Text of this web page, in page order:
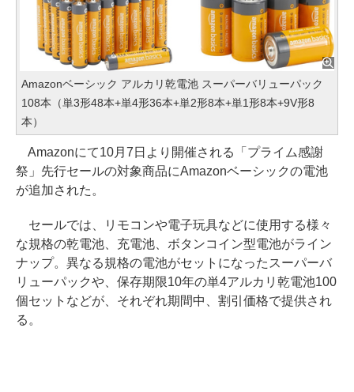
Amazonベーシック アルカリ乾電池 スーパーバリューパック
108本（単3形48本+単4形36本+単2形8本+単1形8本+9V形8
本）
Amazonにて10月7日より開催される「プライム感謝
祭」先行セールの対象商品にAmazonベーシックの電池
が追加された。
セールでは、リモコンや電子玩具などに使用する様々
な規格の乾電池、充電池、ボタンコイン型電池がライン
ナップ。異なる規格の電池がセットになったスーパーバ
リューパックや、保存期限10年の単4アルカリ乾電池100
個セットなどが、それぞれ期間中、割引価格で提供され
る。